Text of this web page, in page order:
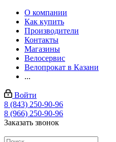
О компании
Как купить
Производители
Контакты
Магазины
Велосервис
Велопрокат в Казани
...
Войти
8 (843) 250-90-96
8 (966) 250-90-96
Заказать звонок